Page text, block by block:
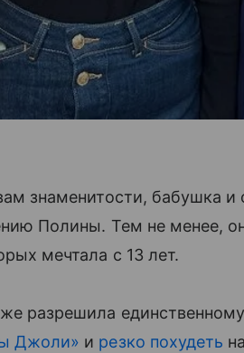
знаменитости, бабушка и
Полины. Тем не менее,
мечтала с 13 лет.
разрешила
Джоли» и резко похудеть